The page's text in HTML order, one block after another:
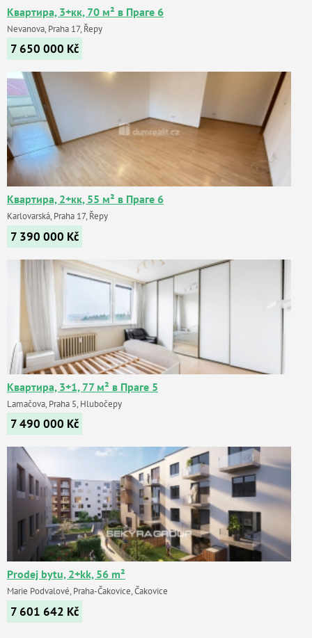
Квартира, 3+кк, 70 м² в Праге 6
Nevanova, Praha 17, Řepy
7 650 000 Kč
Квартира, 2+кк, 55 м² в Праге 6
Karlovarská, Praha 17, Řepy
7 390 000 Kč
Квартира, 3+1, 77 м² в Праге 5
Lamačova, Praha 5, Hlubočepy
7 490 000 Kč
Prodej bytu, 2+kk, 56 m²
Marie Podvalové, Praha-Čakovice, Čakovice
7 601 642 Kč